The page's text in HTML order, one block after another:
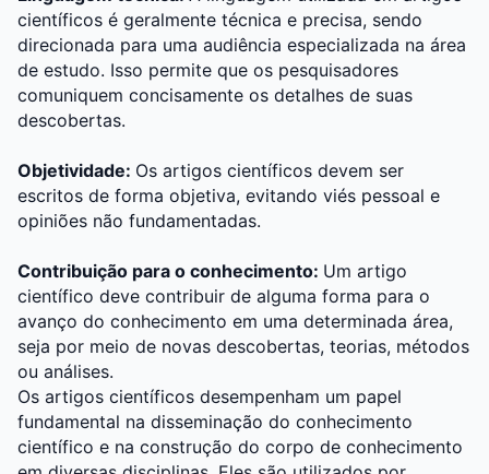
científicos é geralmente técnica e precisa, sendo
direcionada para uma audiência especializada na área
de estudo. Isso permite que os pesquisadores
comuniquem concisamente os detalhes de suas
descobertas.
Objetividade: Os artigos científicos devem ser
escritos de forma objetiva, evitando viés pessoal e
opiniões não fundamentadas.
Contribuição para o conhecimento: Um artigo
científico deve contribuir de alguma forma para o
avanço do conhecimento em uma determinada área,
seja por meio de novas descobertas, teorias, métodos
ou análises.
Os artigos científicos desempenham um papel
fundamental na disseminação do conhecimento
científico e na construção do corpo de conhecimento